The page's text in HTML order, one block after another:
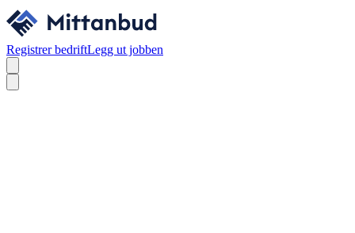
Registrer bedriftLegg ut jobben